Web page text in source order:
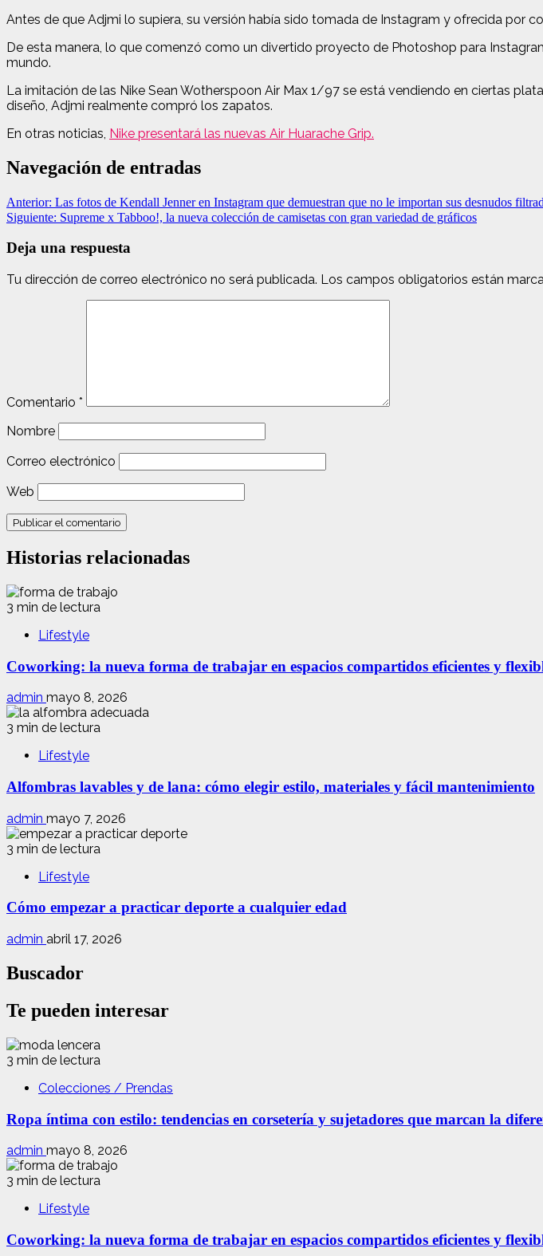
Antes de que Adjmi lo supiera, su versión había sido tomada de Instagram y ofrecida por
De esta manera, lo que comenzó como un divertido proyecto de Photoshop para
mundo.
La imitación de las Nike Sean Wotherspoon Air Max 1/97 se está vendiendo en ciertas
diseño, Adjmi realmente compró los zapatos.
En otras noticias, Nike presentará las nuevas Air Huarache Grip.
Navegación de entradas
Anterior: Las fotos de Kendall Jenner en Instagram que demuestran que no le importan sus desnudos
Siguiente: Supreme x Tabboo!, la nueva colección de camisetas con gran variedad de gráficos
Deja una respuesta
Tu dirección de correo electrónico no será publicada. Los campos obligatorios están
Comentario *
Nombre
Correo electrónico
Web
Historias relacionadas
3 min de lectura
Lifestyle
Coworking: la nueva forma de trabajar en espacios compartidos eficientes y
admin mayo 8, 2026
3 min de lectura
Lifestyle
Alfombras lavables y de lana: cómo elegir estilo, materiales y fácil mantenimiento
admin mayo 7, 2026
3 min de lectura
Lifestyle
Cómo empezar a practicar deporte a cualquier edad
admin abril 17, 2026
Buscador
Te pueden interesar
3 min de lectura
Colecciones / Prendas
Ropa íntima con estilo: tendencias en corsetería y sujetadores que marcan la
admin mayo 8, 2026
3 min de lectura
Lifestyle
Coworking: la nueva forma de trabajar en espacios compartidos eficientes y